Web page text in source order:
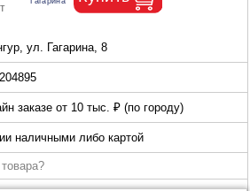
ул. Гагарина, 8
заказе от 10 тыс. ₽ (по городу)
наличными либо картой